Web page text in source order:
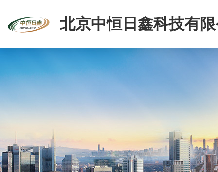
北京中恒日鑫科技有